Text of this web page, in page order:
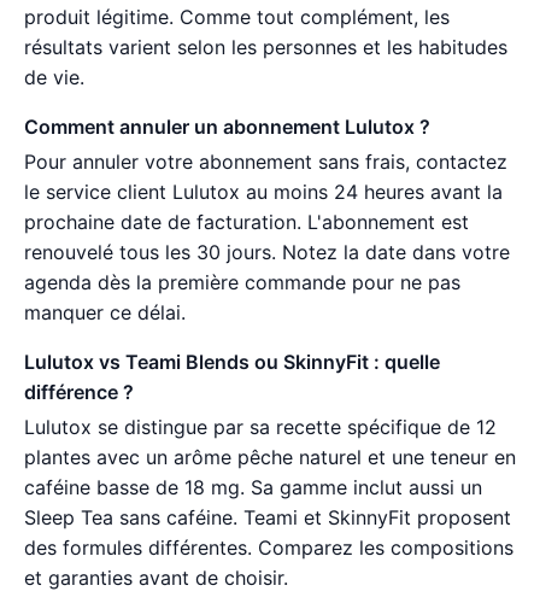
produit légitime. Comme tout complément, les
résultats varient selon les personnes et les habitudes
de vie.
Comment annuler un abonnement Lulutox ?
Pour annuler votre abonnement sans frais, contactez
le service client Lulutox au moins 24 heures avant la
prochaine date de facturation. L'abonnement est
renouvelé tous les 30 jours. Notez la date dans votre
agenda dès la première commande pour ne pas
manquer ce délai.
Lulutox vs Teami Blends ou SkinnyFit : quelle
différence ?
Lulutox se distingue par sa recette spécifique de 12
plantes avec un arôme pêche naturel et une teneur en
caféine basse de 18 mg. Sa gamme inclut aussi un
Sleep Tea sans caféine. Teami et SkinnyFit proposent
des formules différentes. Comparez les compositions
et garanties avant de choisir.